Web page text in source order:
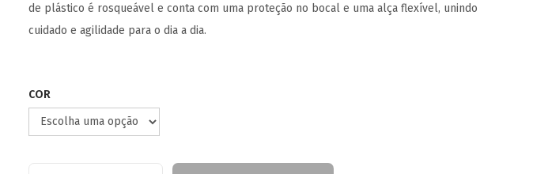
de plástico é rosqueável e conta com uma proteção no bocal e uma alça flexível, unindo
cuidado e agilidade para o dia a dia.
COR